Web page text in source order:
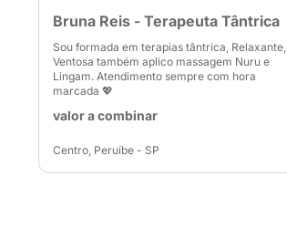
Bruna Reis - Terapeuta Tântrica
Sou formada em terapias tântrica, Relaxante,
Ventosa também aplico massagem Nuru e
Lingam. Atendimento sempre com hora
marcada 💖
valor a combinar
Centro, Peruíbe - SP